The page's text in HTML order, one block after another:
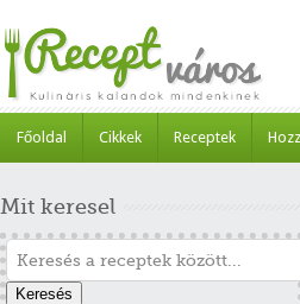
Főoldal Cikkek Receptek
Mit keresel
Keresés